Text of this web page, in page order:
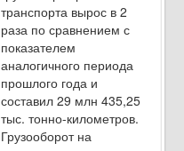
транспорта вырос в 2
раза по сравнением с
показателем
аналогичного периода
прошлого года и
составил 29 млн 435,25
тыс. тонно-километров.
Грузооборот на